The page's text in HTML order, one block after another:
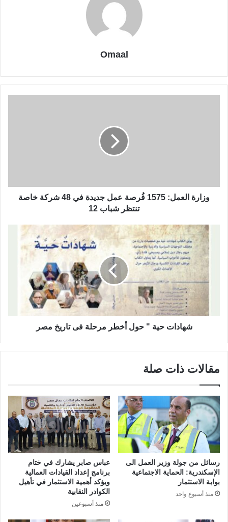
Omaal
وزارة العمل: 1575 فُرصة عمل جديدة في 48 شركة خاصة
تنتظر شباب 12
شهادات حية " حول أخطر مرحلة فى تاريخ مصر
مقالات ذات صلة
رسائل من جولة وزير العمل الى
الإسكندرية: الحماية الاجتماعية
بوابة الاستثمار
منذ أسبوع واحد
عباس صابر يشارك في ختام
برنامج إعداد القيادات العمالية
ويؤكد أهمية الاستثمار في تأهيل
الكوادر النقابية
منذ أسبوعين